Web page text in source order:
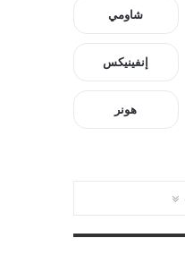
شاومي
إنفينيكس
هونر